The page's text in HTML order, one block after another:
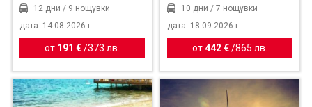
12 дни / 9 нощувки
дата: 14.08.2026 г.
от 191 € /373 лв.
10 дни / 7 нощувки
дата: 18.09.2026 г.
от442 €/865 лв.